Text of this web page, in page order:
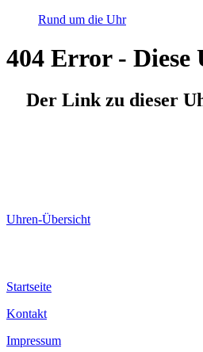
Rund um die Uhr
404 Error -
Der Link zu dieser
Uhren-Übersicht
Startseite
Kontakt
Impressum